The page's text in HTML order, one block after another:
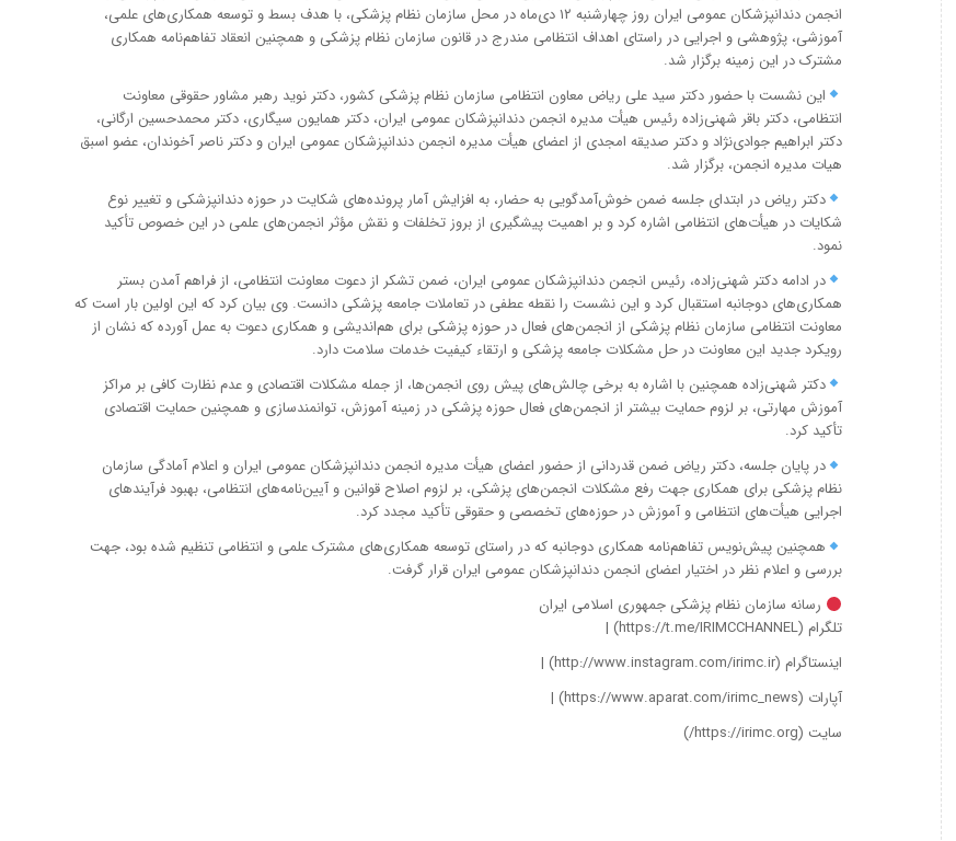
انجمن دندانپزشکان عمومی ایران روز چهارشنبه ۱۲ دی‌ماه در محل سازمان نظام پزشکی، با هدف بسط و توسعه همکاری‌های علمی،
آموزشی، پژوهشی و اجرایی در راستای اهداف انتظامی مندرج در قانون سازمان نظام پزشکی و همچنین انعقاد تفاهم‌نامه همکاری
مشترک در این زمینه برگزار شد.
این نشست با حضور دکتر سید علی ریاض معاون انتظامی سازمان نظام پزشکی کشور، دکتر نوید رهبر مشاور حقوقی معاونت
انتظامی، دکتر باقر شهنی‌زاده رئیس هیأت مدیره انجمن دندانپزشکان عمومی ایران، دکتر همایون سیگاری، دکتر محمدحسین ارگانی،
دکتر ابراهیم جوادی‌نژاد و دکتر صدیقه امجدی از اعضای هیأت مدیره انجمن دندانپزشکان عمومی ایران و دکتر ناصر آخوندان، عضو اسبق
هیات مدیره انجمن، برگزار شد.
دکتر ریاض در ابتدای جلسه ضمن خوش‌آمدگویی به حضار، به افزایش آمار پرونده‌های شکایت در حوزه دندانپزشکی و تغییر نوع
شکایات در هیأت‌های انتظامی اشاره کرد و بر اهمیت پیشگیری از بروز تخلفات و نقش مؤثر انجمن‌های علمی در این خصوص تأکید
نمود.
در ادامه دکتر شهنی‌زاده، رئیس انجمن دندانپزشکان عمومی ایران، ضمن تشکر از دعوت معاونت انتظامی، از فراهم آمدن بستر
همکاری‌های دوجانبه استقبال کرد و این نشست را نقطه عطفی در تعاملات جامعه پزشکی دانست. وی بیان کرد که این اولین بار است که
معاونت انتظامی سازمان نظام پزشکی از انجمن‌های فعال در حوزه پزشکی برای هم‌اندیشی و همکاری دعوت به عمل آورده که نشان از
رویکرد جدید این معاونت در حل مشکلات جامعه پزشکی و ارتقاء کیفیت خدمات سلامت دارد.
دکتر شهنی‌زاده همچنین با اشاره به برخی چالش‌های پیش روی انجمن‌ها، از جمله مشکلات اقتصادی و عدم نظارت کافی بر مراکز
آموزش مهارتی، بر لزوم حمایت بیشتر از انجمن‌های فعال حوزه پزشکی در زمینه آموزش، توانمندسازی و همچنین حمایت اقتصادی
تأکید کرد.
در پایان جلسه، دکتر ریاض ضمن قدردانی از حضور اعضای هیأت مدیره انجمن دندانپزشکان عمومی ایران و اعلام آمادگی سازمان
نظام پزشکی برای همکاری جهت رفع مشکلات انجمن‌های پزشکی، بر لزوم اصلاح قوانین و آیین‌نامه‌های انتظامی، بهبود فرآیندهای
اجرایی هیأت‌های انتظامی و آموزش در حوزه‌های تخصصی و حقوقی تأکید مجدد کرد.
همچنین پیش‌نویس تفاهم‌نامه همکاری دوجانبه که در راستای توسعه همکاری‌های مشترک علمی و انتظامی تنظیم شده بود، جهت
بررسی و اعلام نظر در اختیار اعضای انجمن دندانپزشکان عمومی ایران قرار گرفت.
رسانه سازمان نظام پزشکی جمهوری اسلامی ایران
تلگرام (https://t.me/IRIMCCHANNEL) |
اینستاگرام (http://www.instagram.com/irimc.ir) |
آپارات (https://www.aparat.com/irimc_news) |
سایت (https://irimc.org/)